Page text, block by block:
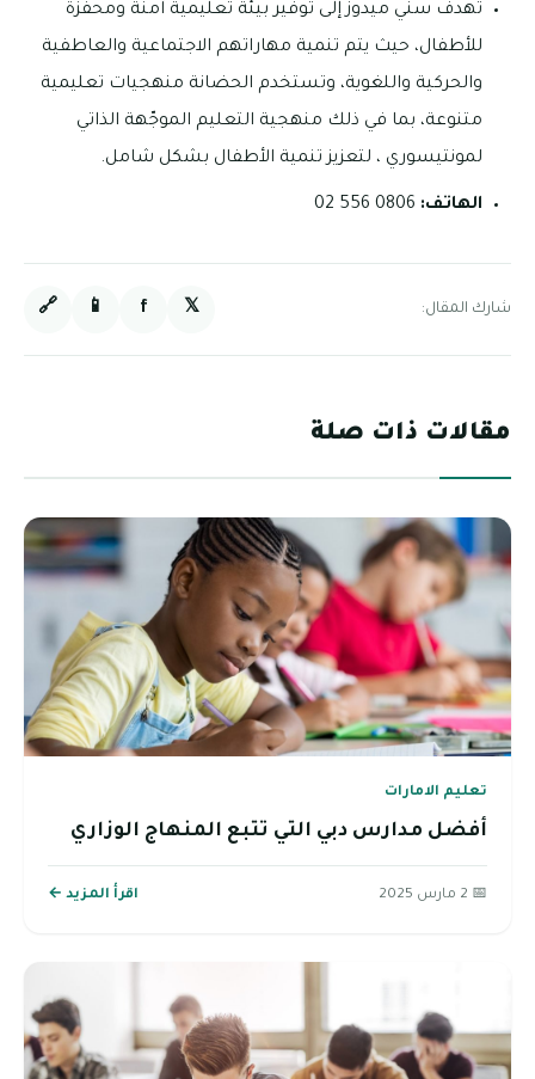
تهدف سني ميدوز إلى توفير بيئة تعليمية آمنة ومحفزة
للأطفال، حيث يتم تنمية مهاراتهم الاجتماعية والعاطفية
والحركية واللغوية، وتستخدم الحضانة منهجيات تعليمية
متنوعة، بما في ذلك منهجية التعليم الموجّهة الذاتي
لمونتيسوري ، لتعزيز تنمية الأطفال بشكل شامل.
الهاتف:
شارك المقال: 𝕏
f
📱
🔗
مقالات ذات صلة
تعليم الامارات
أفضل مدارس دبي التي تتبع المنهاج الوزاري
📅 2 مارس 2025 اقرأ المزيد ←